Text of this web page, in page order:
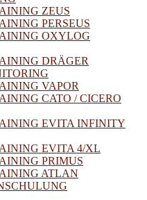
ZEUS
PERSEUS
OXYLOG
DRÄGER
VAPOR
CATO / CICERO
EVITA INFINITY
EVITA 4/XL
PRIMUS
ATLAN